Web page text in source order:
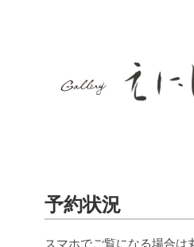
予約状況
スマホでご覧になる場合は